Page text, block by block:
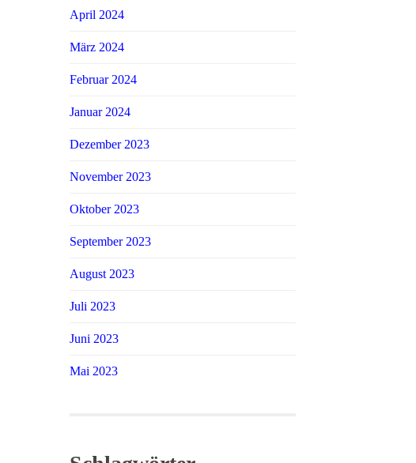
April 2024
März 2024
Februar 2024
Januar 2024
Dezember 2023
November 2023
Oktober 2023
September 2023
August 2023
Juli 2023
Juni 2023
Mai 2023